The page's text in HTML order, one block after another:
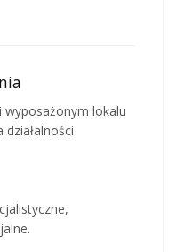
wyposażonym lokalu